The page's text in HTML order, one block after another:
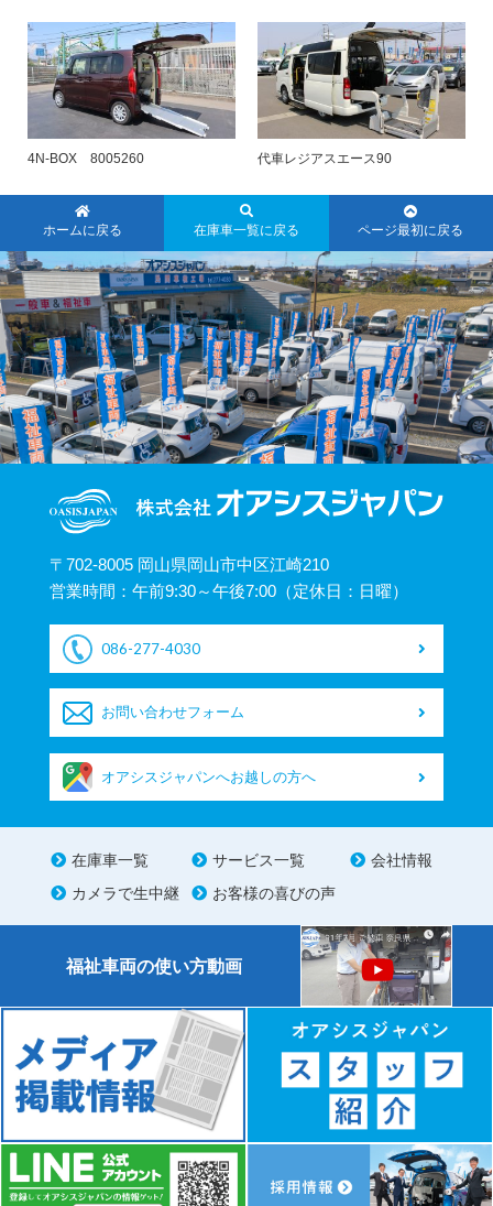
4N-BOX 8005260 代車レジアスエース90
ホームに戻る 在庫車一覧に戻る ページ最初に戻る
〒702-8005 岡山県岡山市中区江崎210
営業時間：午前9:30～午後7:00（定休日：日曜）
086-277-4030
お問い合わせフォーム
オアシスジャパンへお越しの方へ
在庫車一覧 サービス一覧
会社情報
カメラで生中継
お客様の喜びの声
福祉車両の使い方動画